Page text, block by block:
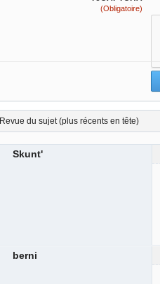
(Obligatoire)
Revue du sujet (plus récents en tête)
Skunt'
berni